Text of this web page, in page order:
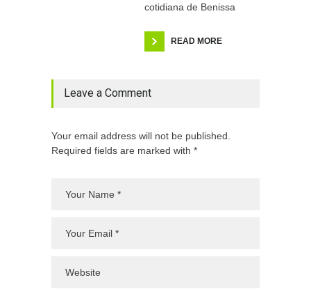
cotidiana de Benissa
READ MORE
Leave a Comment
Your email address will not be published.
Required fields are marked with *